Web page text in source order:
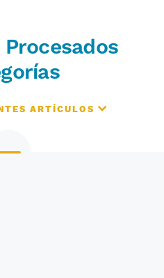
ARTÍCULOS